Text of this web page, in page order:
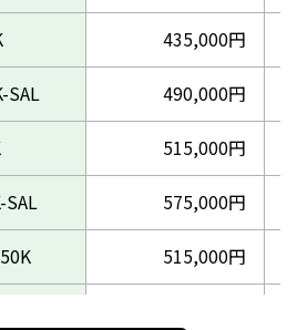
435,000円
SAL 490,000円
515,000円
575,000円
515,000円